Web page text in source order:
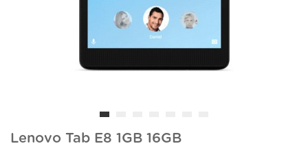
Lenovo Tab E8 1GB 16GB